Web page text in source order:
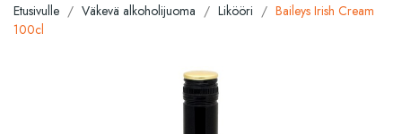
Etusivulle Väkevä alkoholijuoma Likööri
Baileys Irish Cream
100cl